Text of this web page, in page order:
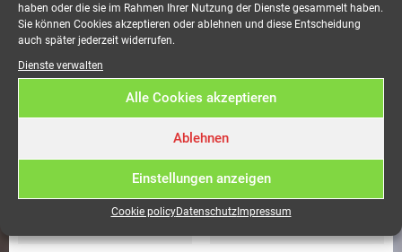
haben oder die sie im Rahmen Ihrer Nutzung der Dienste gesammelt haben.
Sie können Cookies akzeptieren oder ablehnen und diese Entscheidung
auch später jederzeit widerrufen.
Dienste verwalten
Alle Cookies akzeptieren
Ablehnen
Einstellungen anzeigen
Cookie policyDatenschutzImpressum
Mwst./Miettag
auf 2x CEE 125A, 2x CEE
63A, 9x CEE 32A, 6x CEE
16A 3-pol, 1x PE-Schraube
M12 Feingewinde Sammel
RCD
€144,05 inkl. 19%
Mwst./Miettag